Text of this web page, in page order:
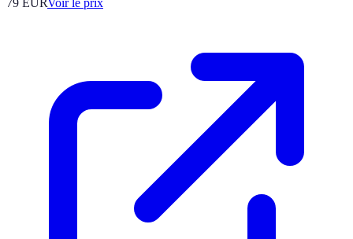
79 EURVoir le prix